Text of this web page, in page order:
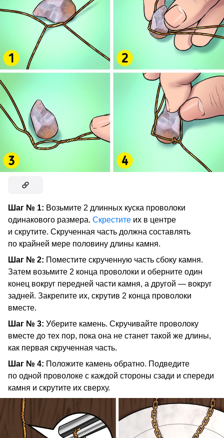
Шаг № 1: Возьмите 2 длинных куска проволоки
одинакового размера. Скрестите их в центре
и скрутите. Скрученная часть должна составлять
по крайней мере половину длины камня.
Шаг № 2: Поместите скрученную часть сбоку камня.
Затем возьмите 2 конца проволоки и оберните один
конец вокруг передней части камня, а другой — вокруг
задней. Закрепите их, скрутив 2 конца проволоки
вместе.
Шаг № 3: Уберите камень. Скручивайте проволоку
вместе до тех пор, пока она не станет такой же длины,
как первая скрученная часть.
Шаг № 4: Положите камень обратно. Подведите
по одной проволоке с каждой стороны сзади и спереди
камня и скрутите их сверху.